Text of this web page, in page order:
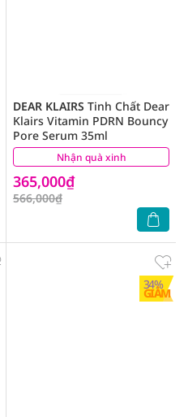
Nhận quà xinh
DEAR KLAIRS Tinh Chất Dear
Klairs Vitamin PDRN Bouncy
Pore Serum 35ml
365,000₫
566,000₫
(0)
34%
GIẢM